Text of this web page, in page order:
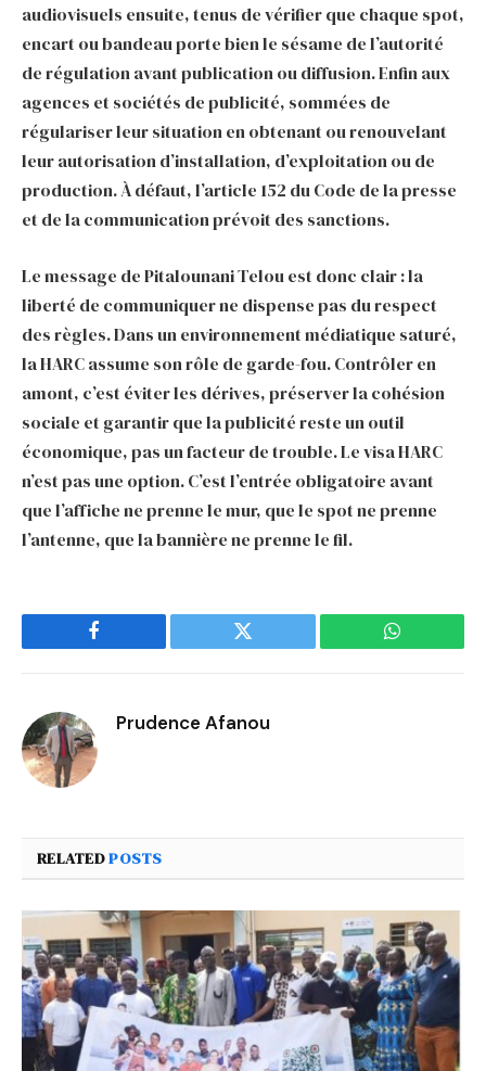
audiovisuels ensuite, tenus de vérifier que chaque spot,
encart ou bandeau porte bien le sésame de l’autorité
de régulation avant publication ou diffusion. Enfin aux
agences et sociétés de publicité, sommées de
régulariser leur situation en obtenant ou renouvelant
leur autorisation d’installation, d’exploitation ou de
production. À défaut, l’article 152 du Code de la presse
et de la communication prévoit des sanctions.
Le message de Pitalounani Telou est donc clair : la
liberté de communiquer ne dispense pas du respect
des règles. Dans un environnement médiatique saturé,
la HARC assume son rôle de garde-fou. Contrôler en
amont, c’est éviter les dérives, préserver la cohésion
sociale et garantir que la publicité reste un outil
économique, pas un facteur de trouble. Le visa HARC
n’est pas une option. C’est l’entrée obligatoire avant
que l’affiche ne prenne le mur, que le spot ne prenne
l’antenne, que la bannière ne prenne le fil.
Facebook Twitter WhatsApp
Prudence Afanou
RELATEDPOSTS